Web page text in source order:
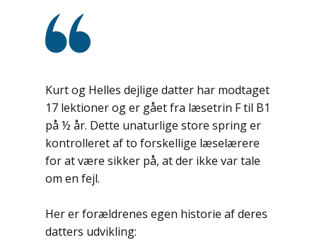
Kurt og Helles dejlige datter har modtaget
17 lektioner og er gået fra læsetrin F til B1
på ½ år. Dette unaturlige store spring er
kontrolleret af to forskellige læselærere
for at være sikker på, at der ikke var tale
om en fejl.
Her er forældrenes egen historie af deres
datters udvikling: